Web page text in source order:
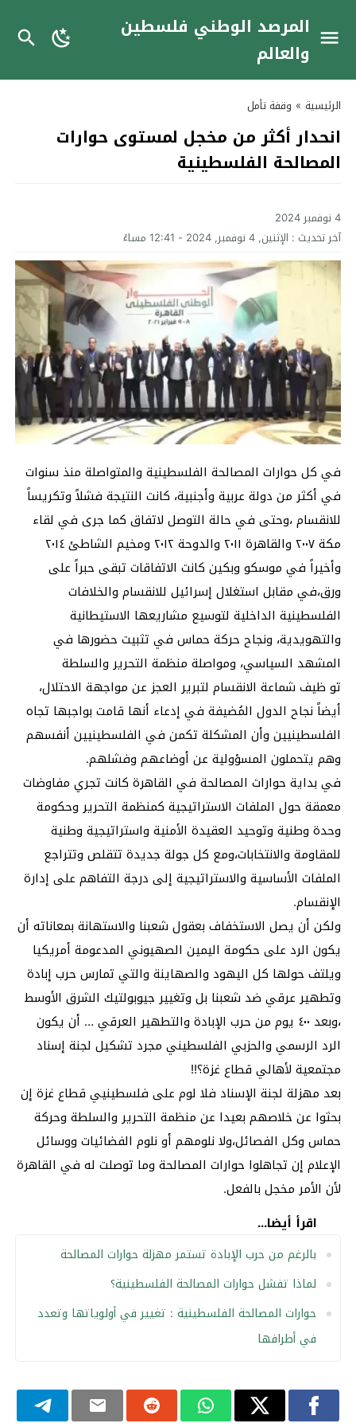
المرصد الوطني فلسطين
والعالم
الرئيسية » وقفة تأمل
انحدار أكثر من مخجل لمستوى حوارات
المصالحة الفلسطينية
4 نوفمبر 2024
آخر تحديث : الإثنين, 4 نوفمبر, 2024 - 12:41 مساءً
في كل حوارات المصالحة الفلسطينية والمتواصلة منذ سنوات
في أكثر من دولة عربية وأجنبية، كانت النتيجة فشلاً وتكريساً
للانقسام ،وحتى في حالة التوصل لاتفاق كما جرى في لقاء
مكة ٢٠٠٧ والقاهرة ٢٠١١ والدوحة ٢٠١٢ ومخيم الشاطئ ٢٠١٤
وأخيراً في موسكو وبكين كانت الاتفاقات تبقى حبراً على
ورق،في مقابل استغلال إسرائيل للانقسام والخلافات
الفلسطينية الداخلية لتوسيع مشاريعها الاستيطانية
والتهويدية، ونجاح حركة حماس في تثبيت حضورها في
المشهد السياسي، ومواصلة منظمة التحرير والسلطة
تو ظيف شماعة الانقسام لتبرير العجز عن مواجهة الاحتلال،
أيضاً نجاح الدول المُضيفة في إدعاء أنها قامت بواجبها تجاه
الفلسطينيين وأن المشكلة تكمن في الفلسطينيين أنفسهم
وهم يتحملون المسؤولية عن أوضاعهم وفشلهم.
في بداية حوارات المصالحة في القاهرة كانت تجري مفاوضات
معمقة حول الملفات الاستراتيجية كمنظمة التحرير وحكومة
وحدة وطنية وتوحيد العقيدة الأمنية واستراتيجية وطنية
للمقاومة والانتخابات،ومع كل جولة جديدة تتقلص وتتراجع
الملفات الأساسية والاستراتيجية إلى درجة التفاهم على إدارة
الإنقسام.
ولكن أن يصل الاستخفاف بعقول شعبنا والاستهانة بمعاناته أن
يكون الرد على حكومة اليمين الصهيوني المدعومة أمريكيا
ويلتف حولها كل اليهود والصهاينة والتي تمارس حرب إبادة
وتطهير عرقي ضد شعبنا بل وتغيير جيوبولتيك الشرق الأوسط
،وبعد ٤٠٠ يوم من حرب الإبادة والتطهير العرقي … أن يكون
الرد الرسمي والحزبي الفلسطيني مجرد تشكيل لجنة إسناد
مجتمعية لأهالي قطاع غزة؟!!
بعد مهزلة لجنة الإسناد فلا لوم على فلسطينيي قطاع غزة إن
بحثوا عن خلاصهم بعيدا عن منظمة التحرير والسلطة وحركة
حماس وكل الفصائل،ولا نلومهم أو نلوم الفضائيات ووسائل
الإعلام إن تجاهلوا حوارات المصالحة وما توصلت له في القاهرة
لأن الأمر مخجل بالفعل.
اقرأ أيضا...
بالرغم من حرب الإبادة تستمر مهزلة حوارات المصالحة
لماذا تفشل حوارات المصالحة الفلسطينية؟
حوارات المصالحة الفلسطينية : تغيير في أولوياتها وتعدد
في أطرافها